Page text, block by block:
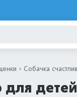
Собачка